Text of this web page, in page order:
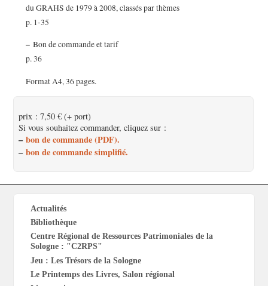
du GRAHS de 1979 à 2008, classés par thèmes
p. 1-35
–Bon de commande et tarif
p. 36
Format A4, 36 pages.
prix : 7,50 € (+ port)
Si vous souhaitez commander, cliquez sur :
– bon de commande (PDF).
– bon de commande simplifié.
Actualités
Bibliothèque
Centre Régional de Ressources Patrimoniales de la
Sologne : "C2RPS"
Jeu : Les Trésors de la Sologne
Le Printemps des Livres, Salon régional